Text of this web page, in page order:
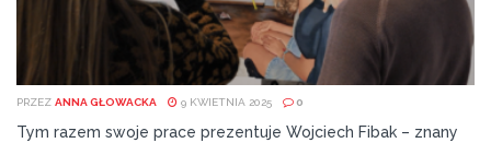
PRZEZ ANNA GŁOWACKA 9 KWIETNIA 2025 0
Tym razem swoje prace prezentuje Wojciech Fibak – znany